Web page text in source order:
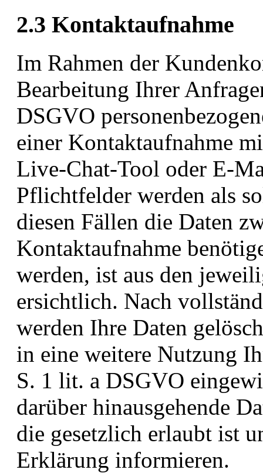
2.3 Kontaktaufnahme
Im Rahmen der
Bearbeitung Ihrer
DSGVO
einer Kontaktaufnahme
Live-Chat-Tool oder E-
Pflichtfelder werden als
diesen Fällen die Daten
Kontaktaufnahme
werden, ist aus den
ersichtlich. Nach
werden Ihre Daten
in eine weitere Nutzung
S. 1 lit. a DSGVO
darüber hinausgehende
die gesetzlich erlaubt ist
Erklärung informieren.